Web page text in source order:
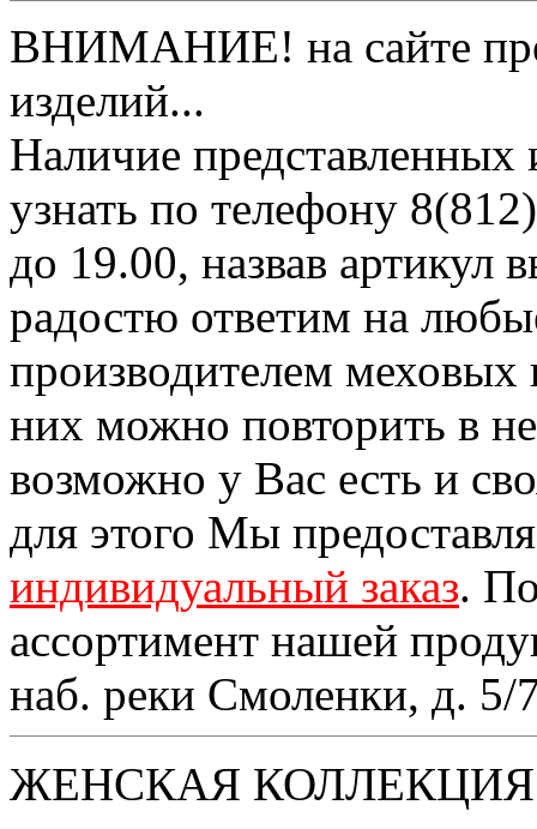
ВНИМАНИЕ! на сайте
изделий...
Наличие
узнать по телефону
до 19.00, назвав
радостю ответим на
производителем
них можно повторить в
возможно у Вас есть и
для этого Мы
индивидуальный заказ.
ассортимент нашей
наб. реки Смоленки, д. 5/
ЖЕНСКАЯ КОЛЛЕКЦИЯ